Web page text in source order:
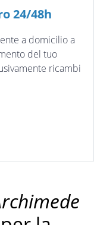
24/48h
a domicilio a
del tuo
ricambi